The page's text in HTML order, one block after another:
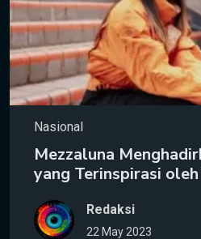
Nasional
Mezzaluna
yang Terinspirasi
Redaksi
22 May 2023